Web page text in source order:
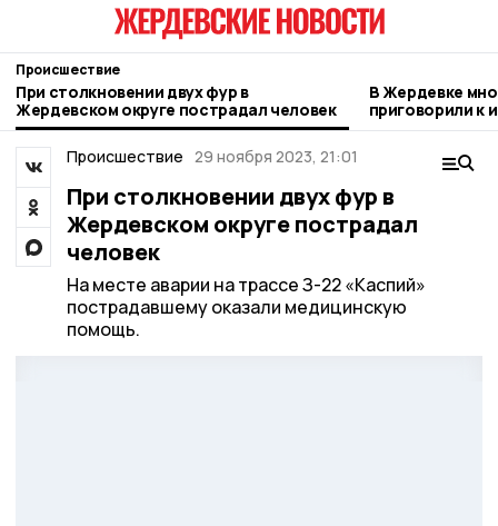
Происшествие
При столкновении двух фур в
Жердевском округе пострадал человек
В Жердевке
приговорили к
за неуплату
Происшествие 29 ноября 2023, 21:01
При столкновении двух фур в
Жердевском округе пострадал
человек
На месте аварии на трассе З-22 «Каспий»
пострадавшему оказали медицинскую
помощь.